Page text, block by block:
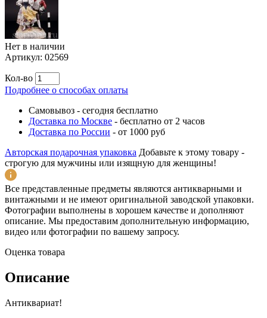
Нет в наличии
Артикул: 02569
Кол-во
Подробнее о способах оплаты
Самовывоз - сегодня бесплатно
Доставка по Москве - бесплатно от 2 часов
Доставка по России - от 1000 руб
Авторская подарочная упаковка Добавьте к этому товару -
строгую для мужчины или изящную для женщины!
Все представленные предметы являются антикварными и
винтажными и не имеют оригинальной заводской упаковки.
Фотографии выполнены в хорошем качестве и дополняют
описание. Мы предоставим дополнительную информацию,
видео или фотографии по вашему запросу.
Оценка товара
Описание
Антиквариат!